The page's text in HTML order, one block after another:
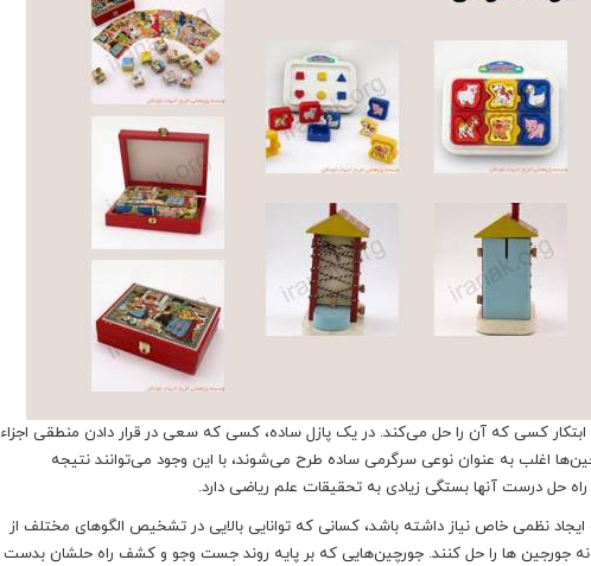
کسی که آن را حل می‌کند. در یک پازل ساده، کسی که سعی در قرار دادن منطقی اجزاء
اغلب به عنوان نوعی سرگرمی ساده طرح می‌شوند، با این وجود می‌توانند نتیجه
حل درست آنها بستگی زیادی به تحقیقات علم ریاضی دارد.
نظمی خاص نیاز داشته باشد، کسانی که توانایی بالایی در تشخیص الگوهای مختلف از
گونه جورجین ها را حل کنند. جورچین‌هایی که بر پایه روند جست وجو و کشف راه حلشان بدست